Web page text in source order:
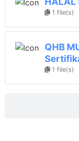
1 file(s)
QHB
1 file(s)